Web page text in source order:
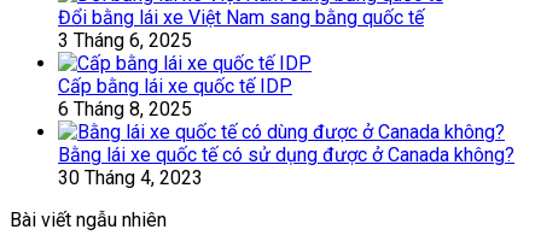
Đổi bằng lái xe Việt Nam sang bằng quốc tế
3 Tháng 6, 2025
Cấp bằng lái xe quốc tế IDP
6 Tháng 8, 2025
Bằng lái xe quốc tế có sử dụng được ở Canada không?
30 Tháng 4, 2023
Bài viết ngẫu nhiên